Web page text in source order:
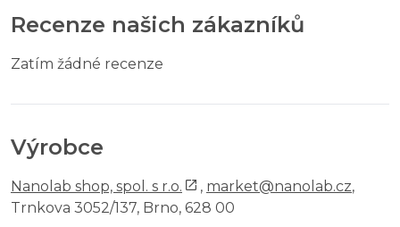
Recenze našich zákazníků
Zatím žádné recenze
Výrobce
Nanolab shop, spol. s r.o. , market@nanolab.cz,
Trnkova 3052/137, Brno, 628 00